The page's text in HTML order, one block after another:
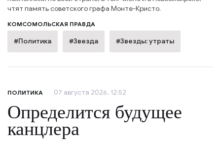
чтят память советского графа Монте-Кристо.
КОМСОМОЛЬСКАЯ ПРАВДА
#Политика #Звезда #Звезды: утраты
ПОЛИТИКА 07 августа 2026, 12:52
Определится будущее
канцлера